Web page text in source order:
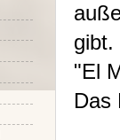
"El
Das